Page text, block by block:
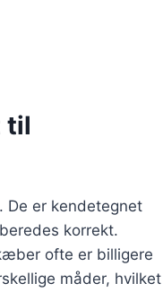
til
De er kendetegnet
korrekt.
ofte er billigere
måder, hvilket